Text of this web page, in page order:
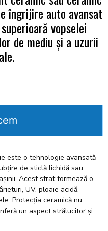
îngrijire auto avansat
vopselei
de mediu și a uzurii
este o tehnologie avansată
de sticlă lichidă sau
Acest strat formează o
UV, ploaie acidă,
Protecția ceramică nu
un aspect strălucitor și